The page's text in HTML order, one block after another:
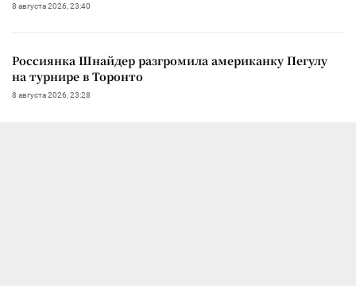
8 августа 2026, 23:40
Россиянка Шнайдер разгромила американку Пегулу
на турнире в Торонто
8 августа 2026, 23:28